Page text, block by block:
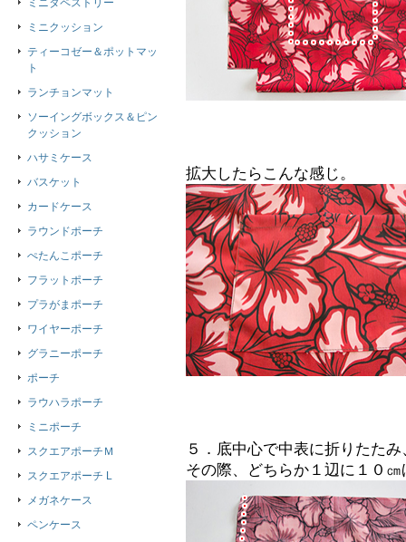
拡大したらこんな感じ。
５．底中心で中表に折りたた
その際、どちらか１辺に１０
ミニタペストリー
ミニクッション
ティーコゼー＆ポットマッ
ト
ランチョンマット
ソーイングボックス＆ピン
クッション
ハサミケース
バスケット
カードケース
ラウンドポーチ
ぺたんこポーチ
フラットポーチ
プラがまポーチ
ワイヤーポーチ
グラニーポーチ
ポーチ
ラウハラポーチ
ミニポーチ
スクエアポーチＭ
スクエアポーチ L
メガネケース
ペンケース